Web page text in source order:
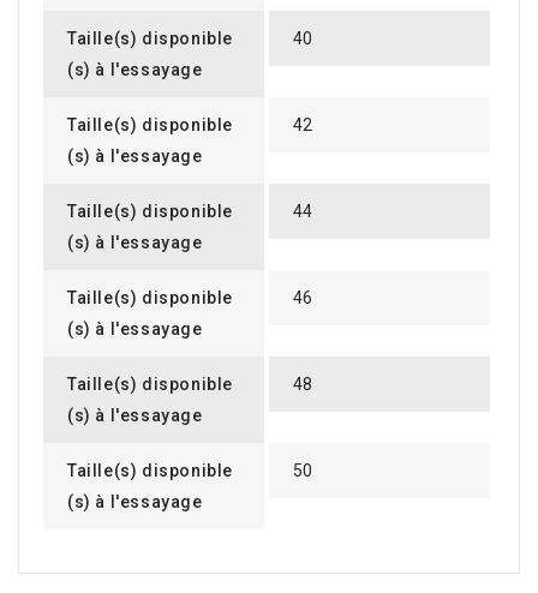
Taille(s) disponible
(s) à l'essayage
40
Taille(s) disponible
(s) à l'essayage
42
Taille(s) disponible
(s) à l'essayage
44
Taille(s) disponible
(s) à l'essayage
46
Taille(s) disponible
(s) à l'essayage
48
Taille(s) disponible
(s) à l'essayage
50